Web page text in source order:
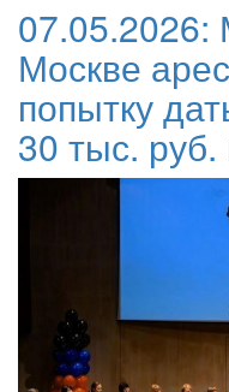
07.05.2026:
Москве
попытку
30 тыс. руб.